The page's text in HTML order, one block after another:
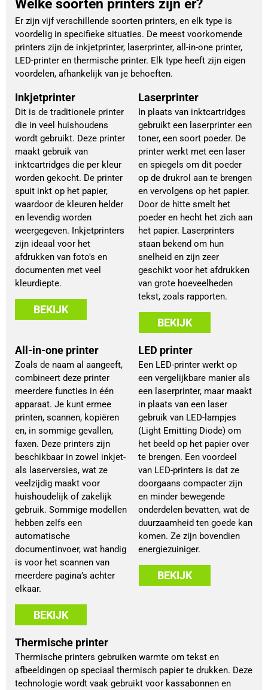
Welke soorten printers zijn er?
Er zijn vijf verschillende soorten printers, en elk type is
voordelig in specifieke situaties. De meest voorkomende
printers zijn de inkjetprinter, laserprinter, all-in-one printer,
LED-printer en thermische printer. Elk type heeft zijn eigen
voordelen, afhankelijk van je behoeften.
Inkjetprinter
Dit is de traditionele printer
die in veel huishoudens
wordt gebruikt. Deze printer
maakt gebruik van
inktcartridges die per kleur
worden gekocht. De printer
spuit inkt op het papier,
waardoor de kleuren helder
en levendig worden
weergegeven. Inkjetprinters
zijn ideaal voor het
afdrukken van foto's en
documenten met veel
kleurdiepte.
BEKIJK
Laserprinter
In plaats van inktcartridges
gebruikt een laserprinter een
toner, een soort poeder. De
printer werkt met een laser
en spiegels om dit poeder
op de drukrol aan te brengen
en vervolgens op het papier.
Door de hitte smelt het
poeder en hecht het zich aan
het papier. Laserprinters
staan bekend om hun
snelheid en zijn zeer
geschikt voor het afdrukken
van grote hoeveelheden
tekst, zoals rapporten.
BEKIJK
All-in-one printer
Zoals de naam al aangeeft,
combineert deze printer
meerdere functies in één
apparaat. Je kunt ermee
printen, scannen, kopiëren
en, in sommige gevallen,
faxen. Deze printers zijn
beschikbaar in zowel inkjet-
als laserversies, wat ze
veelzijdig maakt voor
huishoudelijk of zakelijk
gebruik. Sommige modellen
hebben zelfs een
automatische
documentinvoer, wat handig
is voor het scannen van
meerdere pagina’s achter
elkaar.
BEKIJK
LED printer
Een LED-printer werkt op
een vergelijkbare manier als
een laserprinter, maar maakt
in plaats van een laser
gebruik van LED-lampjes
(Light Emitting Diode) om
het beeld op het papier over
te brengen. Een voordeel
van LED-printers is dat ze
doorgaans compacter zijn
en minder bewegende
onderdelen bevatten, wat de
duurzaamheid ten goede kan
komen. Ze zijn bovendien
energiezuiniger.
BEKIJK
Thermische printer
Thermische printers gebruiken warmte om tekst en
afbeeldingen op speciaal thermisch papier te drukken. Deze
technologie wordt vaak gebruikt voor kassabonnen en